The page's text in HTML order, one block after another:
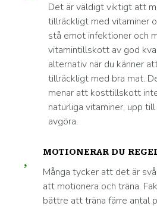
Det är väldigt viktigt att
tillräckligt med vitaminer
stå emot infektioner och
vitamintillskott av god
alternativ när du känner
tillräckligt med bra mat.
menar att kosttillskott
naturliga vitaminer, upp
avgöra.
MOTIONERAR DU
Många tycker att det är
att motionera och träna.
bättre att träna färre antal